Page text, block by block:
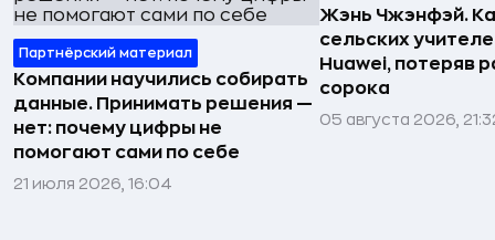
Партнёрский материал
Компании научились собирать
данные. Принимать решения —
нет: почему цифры не
помогают сами по себе
21 июля 2026, 16:04
Жэнь Чжэнфэй.
сельских
Huawei, потеряв
сорока
05 августа 2026,